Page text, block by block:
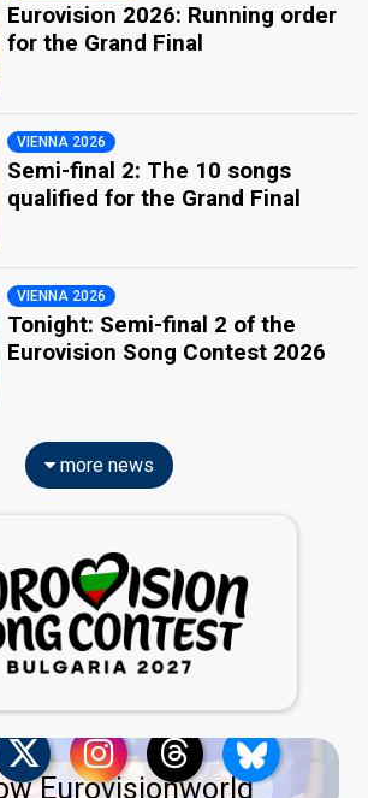
Eurovision 2026: Running order
for the Grand Final
VIENNA 2026
Semi-final 2: The 10 songs
qualified for the Grand Final
VIENNA 2026
Tonight: Semi-final 2 of the
Eurovision Song Contest 2026
more news
Eurovisionworld